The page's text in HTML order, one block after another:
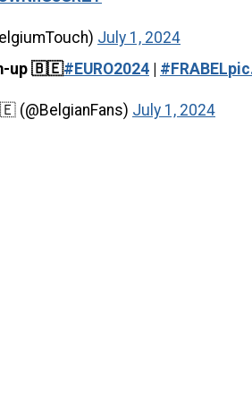
July 1, 2024
up 🇧🇪#EURO2024 #FRABEL
(@BelgianFans) July 1, 2024